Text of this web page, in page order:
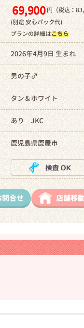
69,900 円（税込：
(別途 安心パック代)
プランの詳細はこちら
2026年4月9日 生まれ
男の子♂
タン＆ホワイト
あり JKC
鹿児島県鹿屋市
問合せ 店舗移